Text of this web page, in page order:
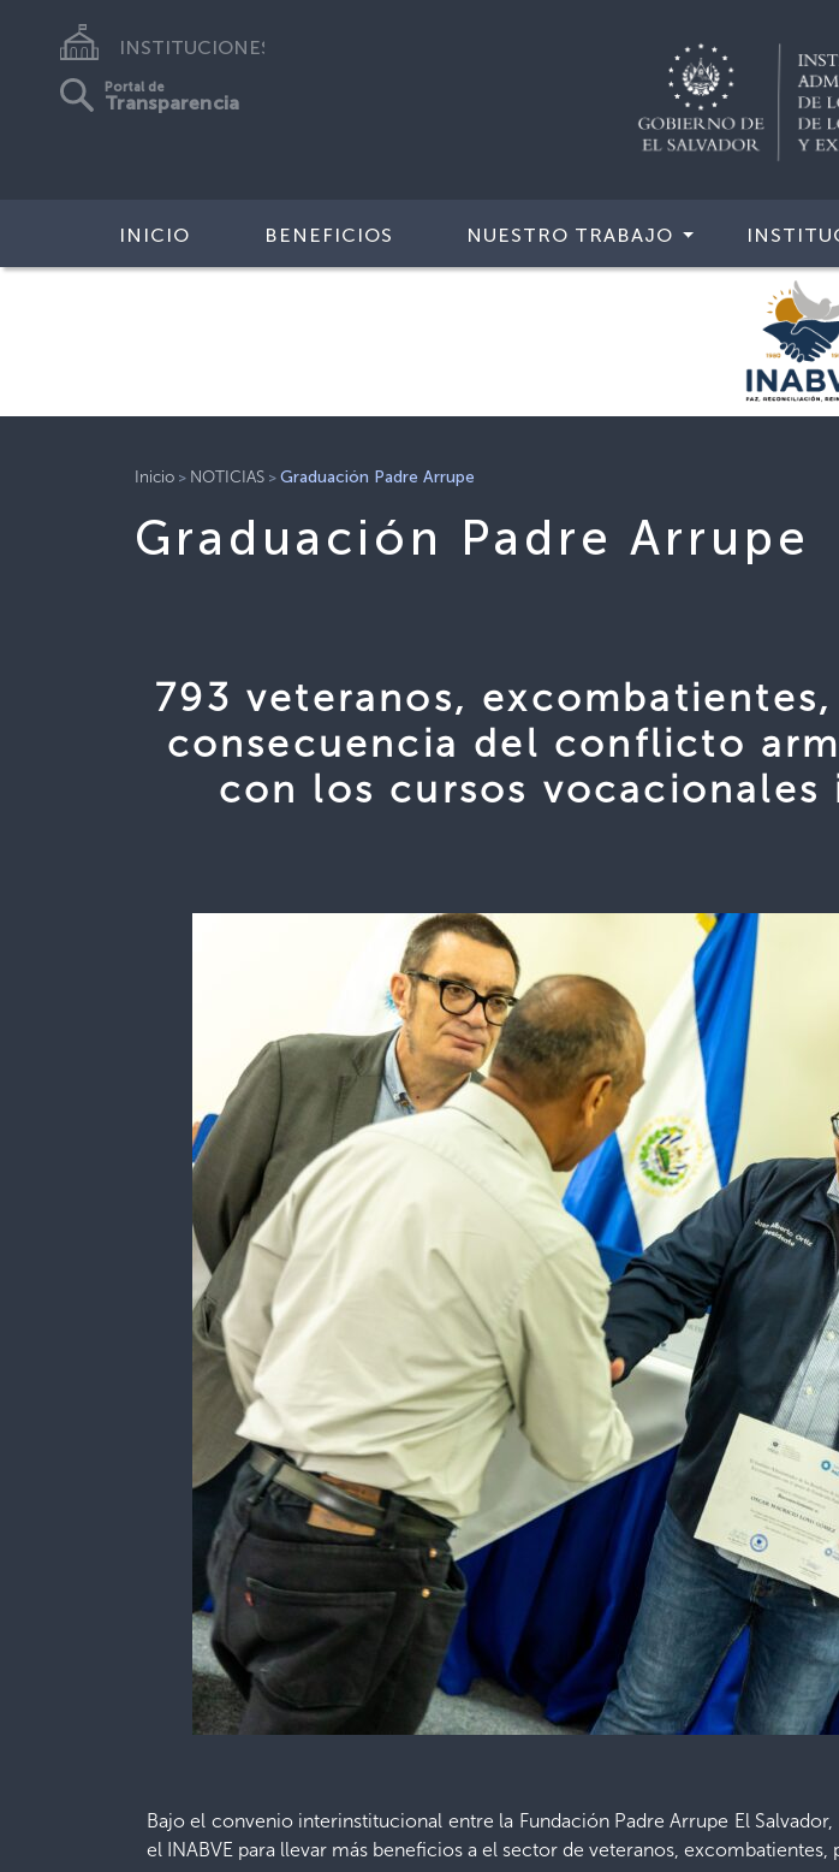
INSTITUCIONES
Portal de
Transparencia
INICIO BENEFICIOS NUESTRO TRABAJO
Inicio > NOTICIAS >Graduación Padre Arrupe
Graduación Padre Arrupe
793 veteranos,
consecuencia del conflicto
con los cursos vocacionales
Bajo el convenio interinstitucional entre la Fundación Padre Arrupe El
el INABVE para llevar más beneficios a el sector de veteranos,